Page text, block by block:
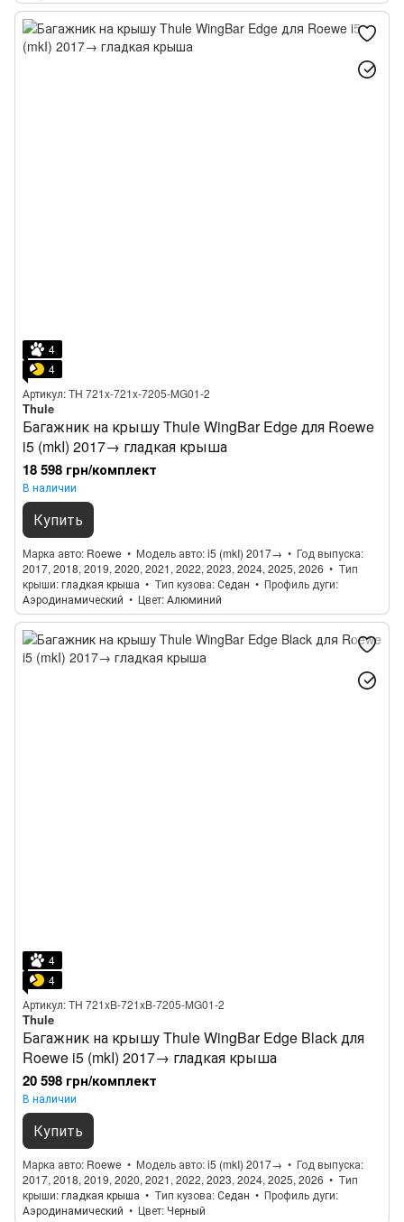
4
4
Артикул: TH 721x-721x-7205-MG01-2
Thule
Багажник на крышу Thule WingBar Edge для Roewe
i5 (mkI) 2017→ гладкая крыша
18 598 грн/комплект
В наличии
Купить
Марка авто Roewe Модель авто i5 (mkI) 2017→
Год выпуска
2017, 2018, 2019, 2020, 2021, 2022, 2023, 2024, 2025, 2026
Тип
крыши гладкая крыша Тип кузова Седан
Профиль дуги
Аэродинамический
Цвет Алюминий
4
4
Артикул: TH 721xB-721xB-7205-MG01-2
Thule
Багажник на крышу Thule WingBar Edge Black для
Roewe i5 (mkI) 2017→ гладкая крыша
20 598 грн/комплект
В наличии
Купить
Марка авто Roewe Модель авто i5 (mkI) 2017→
Год выпуска
2017, 2018, 2019, 2020, 2021, 2022, 2023, 2024, 2025, 2026
Тип
крыши гладкая крыша Тип кузова Седан
Профиль дуги
Аэродинамический
Цвет Черный